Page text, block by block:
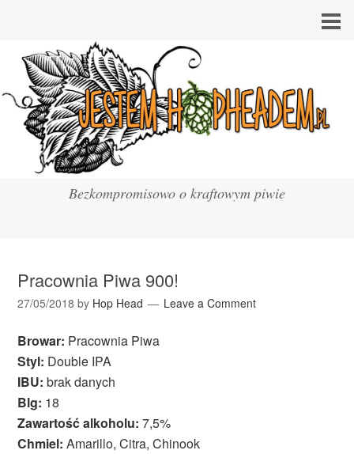
Bezkompromisowo o kraftowym piwie
Pracownia Piwa 900!
27/05/2018 by Hop Head Leave a Comment
Browar: Pracownia Piwa
Styl: Double IPA
IBU: brak danych
Blg: 18
Zawartość alkoholu: 7,5%
Chmiel: Amarillo, Citra, Chinook